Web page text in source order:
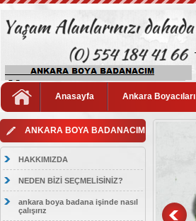
Anasayfa Ankara Boyacıları
ANKARA BOYA BADANACIM
HAKKIMIZDA
NEDEN BİZİ SEÇMELİSİNİZ?
ankara boya badana işinde nasıl
çalışırız